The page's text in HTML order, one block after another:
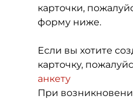
карточки,
форму ниже.
Если вы хотите
карточку,
анкету
При